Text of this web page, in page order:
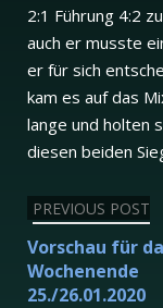
2:1 Führung 4:2
auch er musste
er für sich
kam es auf das
lange und holten
diesen beiden
PREVIOUS POST
Vorschau für
Wochenende
25./26.01.2020